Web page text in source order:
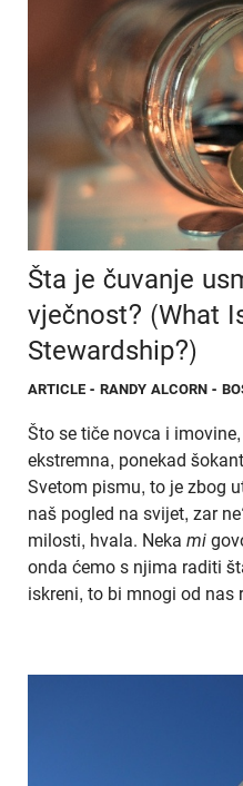
Šta je čuvanje
vječnost? (What
Stewardship?)
ARTICLE - RANDY ALCORN -
Što se tiče novca i
ekstremna, ponekad
Svetom pismu, to je zbog
naš pogled na svijet, zar
milosti, hvala. Neka mi
onda ćemo s njima raditi
iskreni, to bi mnogi od nas